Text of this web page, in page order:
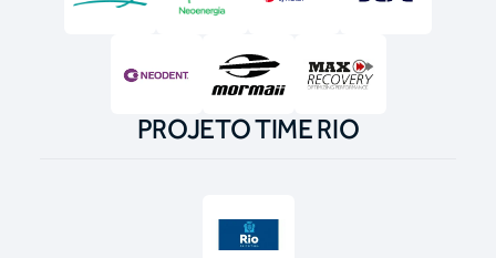
PROJETO TIME RIO